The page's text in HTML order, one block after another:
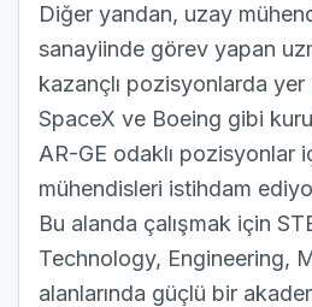
Diğer yandan, uzay
sanayiinde görev yapan
kazançlı pozisyonlarda yer
SpaceX ve Boeing gibi
AR-GE odaklı pozisyonlar
mühendisleri istihdam
Bu alanda çalışmak için
Technology, Engineering,
alanlarında güçlü bir